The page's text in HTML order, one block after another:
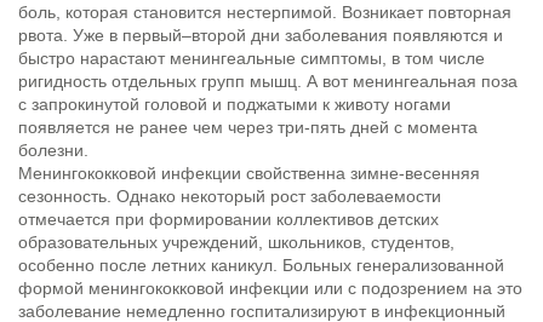
боль, которая становится нестерпимой. Возникает повторная
рвота. Уже в первый–второй дни заболевания появляются и
быстро нарастают менингеальные симптомы, в том числе
ригидность отдельных групп мышц. А вот менингеальная поза
с запрокинутой головой и поджатыми к животу ногами
появляется не ранее чем через три-пять дней с момента
болезни.
Менингококковой инфекции свойственна зимне-весенняя
сезонность. Однако некоторый рост заболеваемости
отмечается при формировании коллективов детских
образовательных учреждений, школьников, студентов,
особенно после летних каникул. Больных генерализованной
формой менингококковой инфекции или с подозрением на это
заболевание немедленно госпитализируют в инфекционный